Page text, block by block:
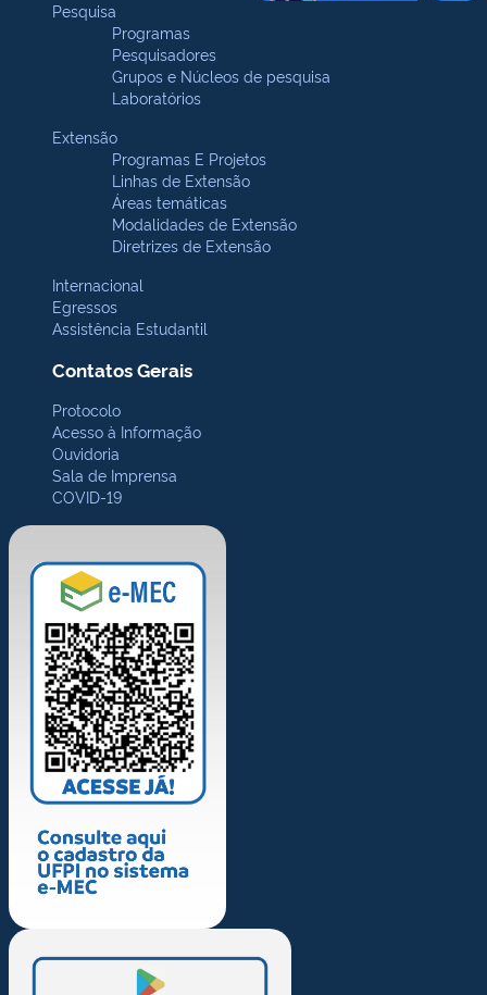
Pesquisa
Programas
Pesquisadores
Grupos e Núcleos de pesquisa
Laboratórios
Extensão
Programas E Projetos
Linhas de Extensão
Áreas temáticas
Modalidades de Extensão
Diretrizes de Extensão
Internacional
Egressos
Assistência Estudantil
Contatos Gerais
Protocolo
Acesso à Informação
Ouvidoria
Sala de Imprensa
COVID-19